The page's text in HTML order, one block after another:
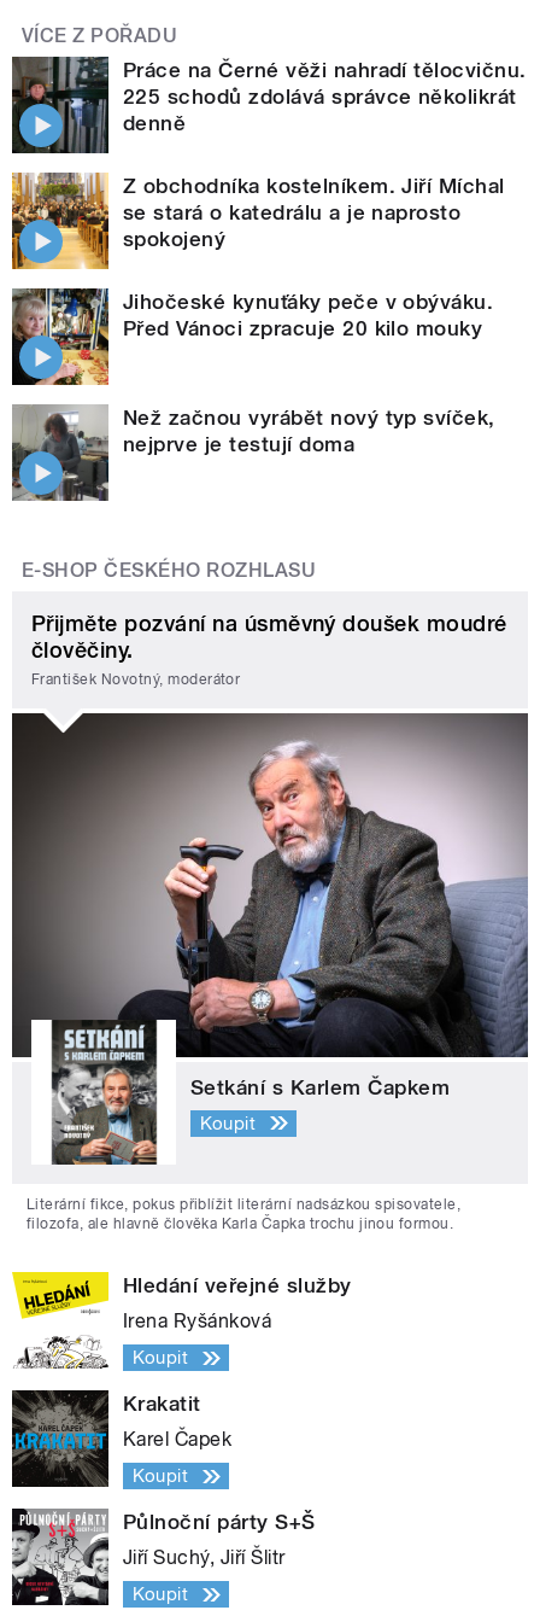
VÍCE Z POŘADU
Práce na Černé věži nahradí tělocvičnu.
225 schodů zdolává správce několikrát
denně
Z obchodníka kostelníkem. Jiří Míchal
se stará o katedrálu a je naprosto
spokojený
Jihočeské kynuťáky peče v obýváku.
Před Vánoci zpracuje 20 kilo mouky
Než začnou vyrábět nový typ svíček,
nejprve je testují doma
E-SHOP ČESKÉHO ROZHLASU
Přijměte pozvání na úsměvný doušek moudré
člověčiny.
František Novotný, moderátor
Setkání s Karlem Čapkem
Koupit
Literární fikce, pokus přiblížit literární nadsázkou spisovatele,
filozofa, ale hlavně člověka Karla Čapka trochu jinou formou.
Hledání veřejné služby
Irena Ryšánková
Koupit
Krakatit
Karel Čapek
Koupit
Půlnoční párty S+Š
Jiří Suchý, Jiří Šlitr
Koupit